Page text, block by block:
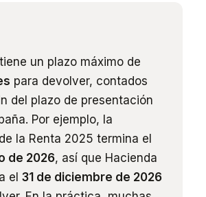
un plazo máximo de
para devolver, contados
del plazo de presentación
Por ejemplo, la
la Renta 2025 termina el
de 2026, así que Hacienda
el 31 de diciembre de 2026